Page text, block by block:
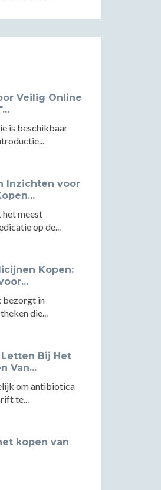
Veilig Online
is beschikbaar
Inzichten voor
meest
op de...
Kopen:
bezorgt in
die...
Bij Het
Van...
om antibiotica
te...
kopen van